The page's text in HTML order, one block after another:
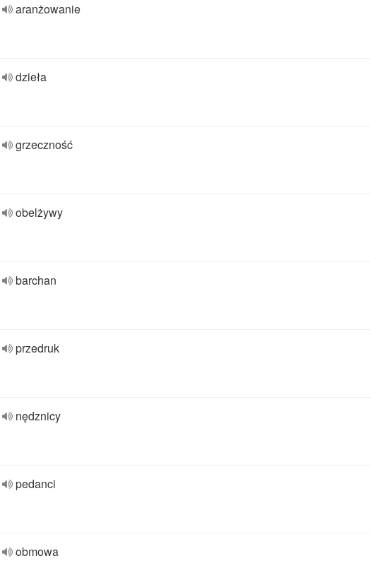
aranżowanie
dzieła
grzeczność
obelżywy
barchan
przedruk
nędznicy
pedanci
obmowa